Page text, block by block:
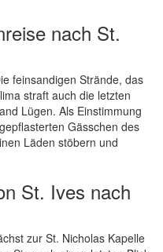
nach St.
feinsandigen Strände, das
straft auch die letzten
Lügen. Als Einstimmung
Gässchen des
Läden stöbern und
St. Ives nach
zur St. Nicholas Kapelle